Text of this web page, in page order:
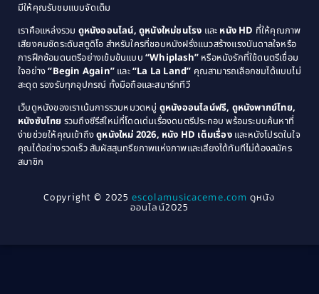
Coming of Age ก้าวพ้นวัย(1)
Coming-of-Age(3)
Community(1)
Crime อาชญากรรม(78)
Cult Film(4)
1979
1978
1976
1975
1974
1971
1970
1969
1968
1964
1963
1940
มีให้คุณรับชมแบบจัดเต็ม
เราคือแหล่งรวม ดูหนังออนไลน์, ดูหนังใหม่ชนโรง และ หนัง HD ที่ให้คุณภาพ
เสียงคมชัดระดับสตูดิโอ สำหรับใครที่ชอบหนังฝรั่งแนวสร้างแรงบันดาลใจหรือ
การฝึกซ้อมดนตรีอย่างเข้มข้นแบบ “Whiplash” หรือหนังรักที่ใช้ดนตรีเชื่อม
ใจอย่าง“Begin Again” และ“La La Land” คุณสามารถเลือกชมได้แบบไม่
สะดุด รองรับทุกอุปกรณ์ ทั้งมือถือและสมาร์ททีวี
เว็บดูหนังของเราเน้นการรวมหมวดหมู่ ดูหนังออนไลน์ฟรี, ดูหนังพากย์ไทย,
หนังซับไทย รวมถึงซีรีส์ใหม่ที่โดดเด่นเรื่องดนตรีประกอบ พร้อมระบบค้นหาที่
ง่ายช่วยให้คุณเข้าถึงดูหนังใหม่ 2026, หนัง HD เต็มเรื่องและหนังโปรดในใจ
คุณได้อย่างรวดเร็ว สัมผัสสุนทรียภาพแห่งภาพและเสียงได้ทันทีไม่ต้องสมัคร
สมาชิก
Copyright © 2025escolamusicaceme.com ดูหนัง
ออนไลน์2025